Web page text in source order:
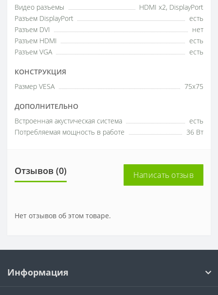
Видео разъемы
HDMI x2, DisplayPort
Разъем DisplayPort
есть
Разъем DVI
нет
Разъем HDMI
есть
Разъем VGA
есть
КОНСТРУКЦИЯ
Размер VESA 75х75
ДОПОЛНИТЕЛЬНО
Встроенная акустическая система
есть
Потребляемая мощность в работе
36 Вт
Отзывов (0) Написать отзыв
Нет отзывов об этом товаре.
Информация